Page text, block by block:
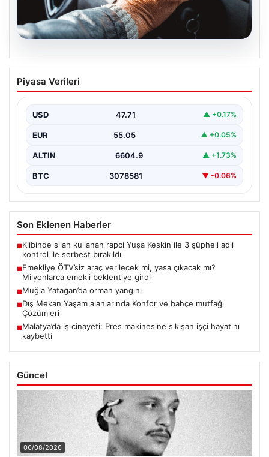
Emekliye ÖTV’siz araç verilecek mi,
yasa çıkacak mı? Milyonlarca emekli
Piyasa Verileri
USD 47.71 ▲ +0.17%
EUR 55.05 ▲ +0.05%
ALTIN 6604.9 ▲ +1.73%
BTC 3078581 ▼ -0.06%
Son Eklenen Haberler
■Klibinde silah kullanan rapçi Yuşa Keskin ile 3 şüpheli adli
kontrol ile serbest bırakıldı
■Emekliye ÖTV’siz araç verilecek mi, yasa çıkacak mı?
Milyonlarca emekli beklentiye girdi
■Muğla Yatağan’da orman yangını
■Dış Mekan Yaşam alanlarında Konfor ve bahçe mutfağı
Çözümleri
■Malatya’da iş cinayeti: Pres makinesine sıkışan işçi hayatını
kaybetti
Güncel
06/08/2026